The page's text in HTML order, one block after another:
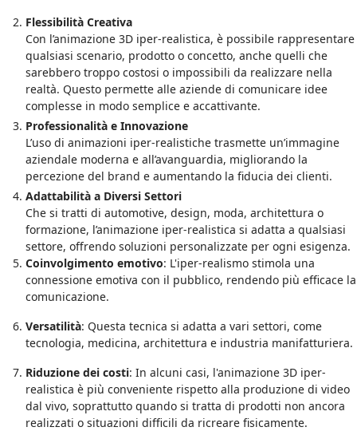
Flessibilità Creativa
Con l’animazione 3D iper-realistica, è possibile rappresentare
qualsiasi scenario, prodotto o concetto, anche quelli che
sarebbero troppo costosi o impossibili da realizzare nella
realtà. Questo permette alle aziende di comunicare idee
complesse in modo semplice e accattivante.
Professionalità e Innovazione
L’uso di animazioni iper-realistiche trasmette un’immagine
aziendale moderna e all’avanguardia, migliorando la
percezione del brand e aumentando la fiducia dei clienti.
Adattabilità a Diversi Settori
Che si tratti di automotive, design, moda, architettura o
formazione, l’animazione iper-realistica si adatta a qualsiasi
settore, offrendo soluzioni personalizzate per ogni esigenza.
Coinvolgimento emotivo: L'iper-realismo stimola una
connessione emotiva con il pubblico, rendendo più efficace la
comunicazione.
Versatilità: Questa tecnica si adatta a vari settori, come
tecnologia, medicina, architettura e industria manifatturiera.
Riduzione dei costi: In alcuni casi, l'animazione 3D iper-
realistica è più conveniente rispetto alla produzione di video
dal vivo, soprattutto quando si tratta di prodotti non ancora
realizzati o situazioni difficili da ricreare fisicamente.